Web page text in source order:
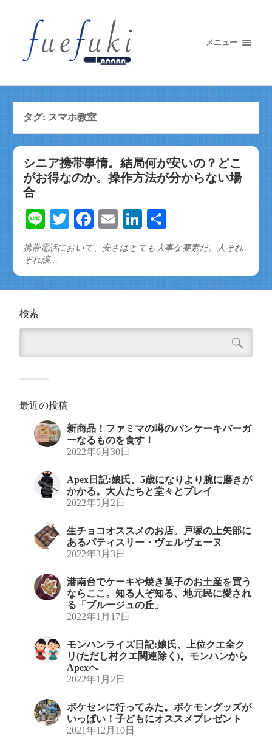
メニュー
タグ: スマホ教室
シニア携帯事情。結局何が安いの？どこ
がお得なのか。操作方法が分からない場
合
LineTwitterFacebook
EmailLinkedIn
有
携帯電話において、安さはとても大事な要素だ。人それ
ぞれ譲…
検索
最近の投稿
新商品！ファミマの噂のパンケーキバーガ
ーなるものを食す！
2022年6月30日
Apex日記:娘氏、5歳になりより腕に磨きが
かかる。大人たちと堂々とプレイ
2022年5月2日
生チョコオススメのお店。戸塚の上矢部に
あるパティスリー・ヴェルヴェーヌ
2022年3月3日
港南台でケーキや焼き菓子のお土産を買う
ならここ。知る人ぞ知る、地元民に愛され
る「ブルージュの丘」
2022年1月17日
モンハンライズ日記:娘氏、上位クエ全ク
リ(ただし村クエ関連除く)。モンハンから
Apexへ
2022年1月2日
ポケセンに行ってみた。ポケモングッズが
いっぱい！子どもにオススメプレゼント
2021年12月10日